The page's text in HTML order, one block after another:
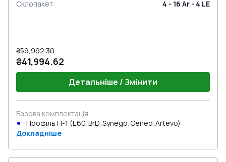
Склопакет: 4 - 16 Ar - 4 LE
₴59,992.30
₴41,994.62
Детальніше / Змінити
Базова комплектація
Профіль Н-1 (E60;BrD;Synego;Geneo;Artevo)
Докладніше